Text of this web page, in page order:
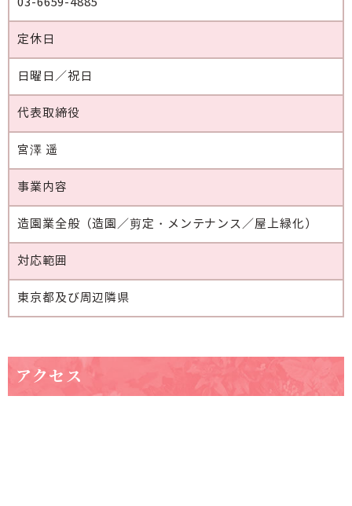
定休日
日曜日／祝日
代表取締役
宮澤 遥
事業内容
造園業全般（造園／剪定・メンテナンス／屋上緑化）
対応範囲
東京都及び周辺隣県
アクセス